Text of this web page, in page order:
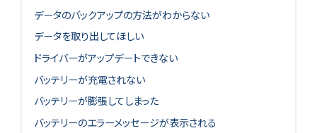
データのバックアップの方法がわからない
データを取り出してほしい
ドライバーがアップデートできない
バッテリーが充電されない
バッテリーが膨張してしまった
バッテリーのエラーメッセージが表示される